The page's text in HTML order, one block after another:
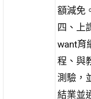
額減免
四、上
want育
程、與
測驗，
結業並